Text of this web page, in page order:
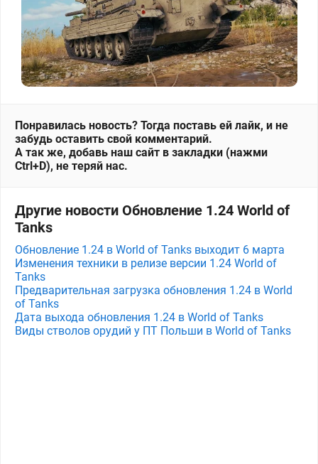
Понравилась новость? Тогда поставь ей лайк, и не
забудь оставить свой комментарий.
А так же, добавь наш сайт в закладки (нажми
Ctrl+D), не теряй нас.
Другие новости Обновление 1.24 World of
Tanks
Обновление 1.24 в World of Tanks выходит 6 марта
Изменения техники в релизе версии 1.24 World of
Tanks
Предварительная загрузка обновления 1.24 в World
of Tanks
Дата выхода обновления 1.24 в World of Tanks
Виды стволов орудий у ПТ Польши в World of Tanks